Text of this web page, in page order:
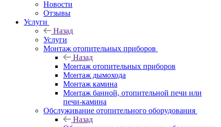
Новости
Отзывы
Услуги
Назад
Услуги
Монтаж отопительных приборов
Назад
Монтаж отопительных приборов
Монтаж дымохода
Монтаж камина
Монтаж банной, отопительной печи или
печи-камина
Обслуживание отопительного оборудования
Назад